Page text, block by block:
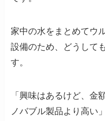
家中の水をまとめてウ
設備のため、どうして
す。
「興味はあるけど、金
ノバブル製品より高い